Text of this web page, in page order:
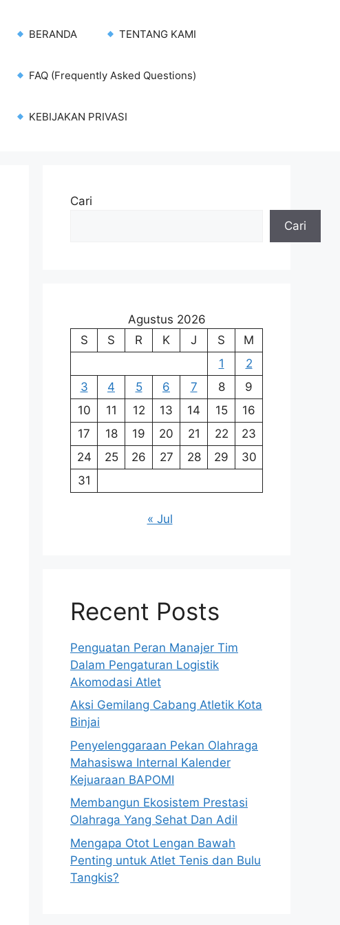
BERANDA TENTANG KAMI
FAQ (Frequently Asked Questions)
KEBIJAKAN PRIVASI
Cari
Cari
Agustus 2026
S
S R K J S
M
1
2
3
4 5 6 7 8
9
10
11 12 13 14 15
16
17
18 19 20 21 22
23
24
25 26 27 28 29
30
31
« Jul
Recent Posts
Penguatan Peran Manajer Tim
Dalam Pengaturan Logistik
Akomodasi Atlet
Aksi Gemilang Cabang Atletik Kota
Binjai
Penyelenggaraan Pekan Olahraga
Mahasiswa Internal Kalender
Kejuaraan BAPOMI
Membangun Ekosistem Prestasi
Olahraga Yang Sehat Dan Adil
Mengapa Otot Lengan Bawah
Penting untuk Atlet Tenis dan Bulu
Tangkis?